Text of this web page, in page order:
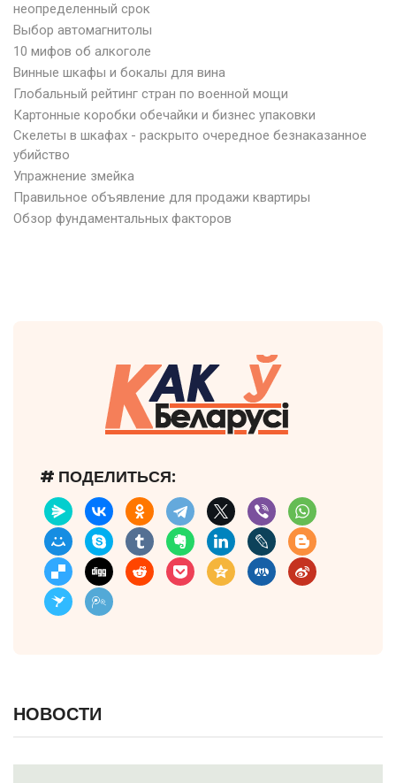
неопределенный срок
Выбор автомагнитолы
10 мифов об алкоголе
Винные шкафы и бокалы для вина
Глобальный рейтинг стран по военной мощи
Картонные коробки обечайки и бизнес упаковки
Скелеты в шкафах - раскрыто очередное безнаказанное
убийство
Упражнение змейка
Правильное объявление для продажи квартиры
Обзор фундаментальных факторов
# ПОДЕЛИТЬСЯ:
НОВОСТИ